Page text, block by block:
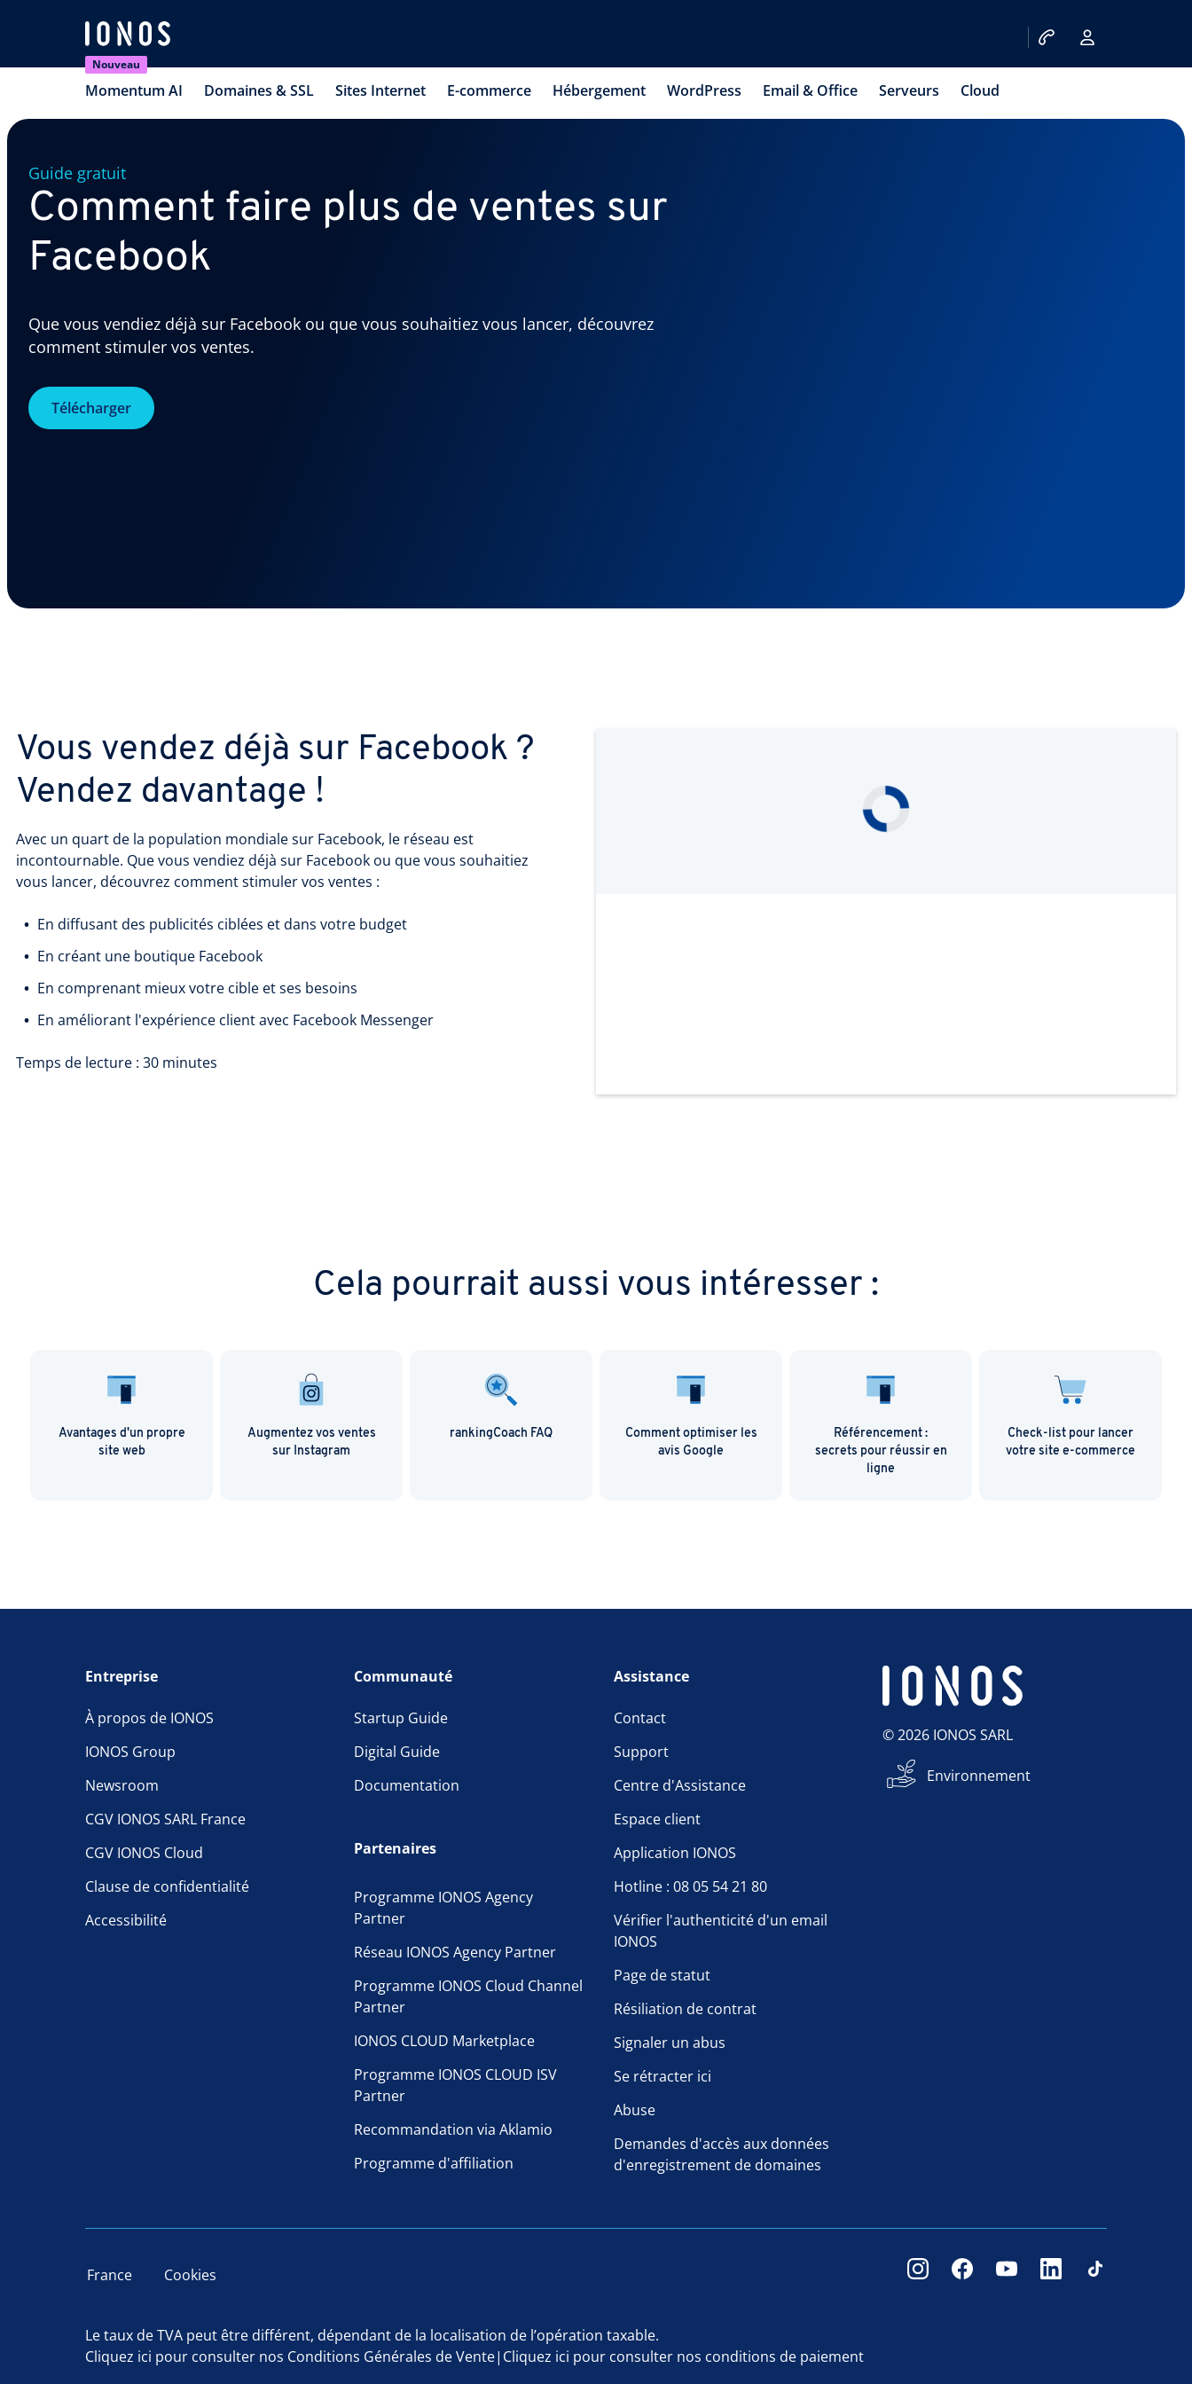
Nouveau
Momentum AI Domaines & SSL Sites Internet E-commerce Hébergement WordPress Email & Office Serveurs Cloud
Guide gratuit
Comment faire plus de ventes sur
Facebook
Que vous vendiez déjà sur Facebook ou que vous souhaitiez vous lancer, découvrez
comment stimuler vos ventes.
Télécharger
Vous vendez déjà sur Facebook ?
Vendez davantage !
Avec un quart de la population mondiale sur Facebook, le réseau est
incontournable. Que vous vendiez déjà sur Facebook ou que vous souhaitiez
vous lancer, découvrez comment stimuler vos ventes :
En diffusant des publicités ciblées et dans votre budget
En créant une boutique Facebook
En comprenant mieux votre cible et ses besoins
En améliorant l'expérience client avec Facebook Messenger
Temps de lecture : 30 minutes
Cela pourrait aussi vous intéresser :
Avantages d'un propre
site web
Augmentez vos ventes
sur Instagram
rankingCoach FAQ
Comment optimiser les
avis Google
Référencement :
secrets pour réussir en
ligne
Check-list pour lancer
votre site e-commerce
Entreprise
À propos de IONOS
IONOS Group
Newsroom
CGV IONOS SARL France
CGV IONOS Cloud
Clause de confidentialité
Accessibilité
Communauté
Startup Guide
Digital Guide
Documentation
Partenaires
Programme IONOS Agency
Partner
Réseau IONOS Agency Partner
Programme IONOS Cloud Channel
Partner
IONOS CLOUD Marketplace
Programme IONOS CLOUD ISV
Partner
Recommandation via Aklamio
Programme d'affiliation
Assistance
Contact
Support
Centre d'Assistance
Espace client
Application IONOS
Hotline : 08 05 54 21 80
Vérifier l'authenticité d'un email
IONOS
Page de statut
Résiliation de contrat
Signaler un abus
Se rétracter ici
Abuse
Demandes d'accès aux données
d'enregistrement de domaines
© 2026 IONOS SARL
Environnement
Cookies
France
Le taux de TVA peut être différent, dépendant de la localisation de l’opération taxable.
Cliquez ici pour consulter nos Conditions Générales de Vente| Cliquez ici pour consulter nos conditions de paiement